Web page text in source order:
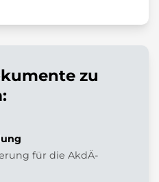
zu
für die AkdÄ-